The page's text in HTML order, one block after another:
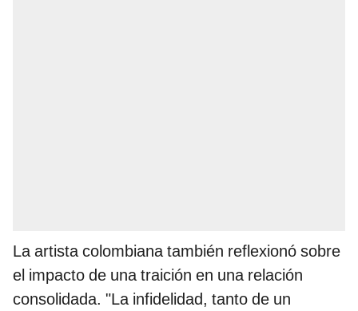
La artista colombiana también reflexionó sobre
el impacto de una traición en una relación
consolidada. "La infidelidad, tanto de un